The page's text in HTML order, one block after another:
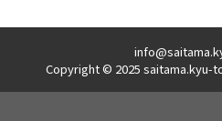
Copyright © 2025 saitama.kyu-